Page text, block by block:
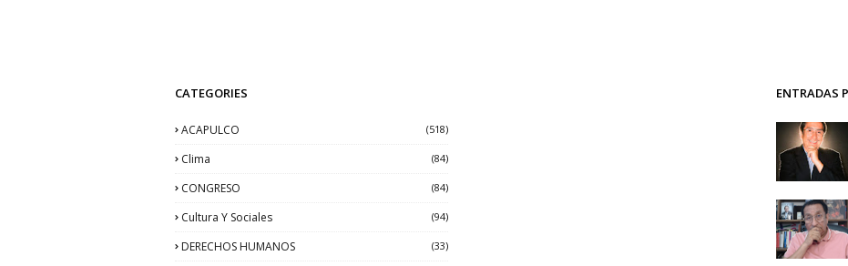
CATEGORIES
ACAPULCO (518)
Clima (84)
CONGRESO (84)
Cultura Y Sociales (94)
DERECHOS HUMANOS (33)
ENTRADAS